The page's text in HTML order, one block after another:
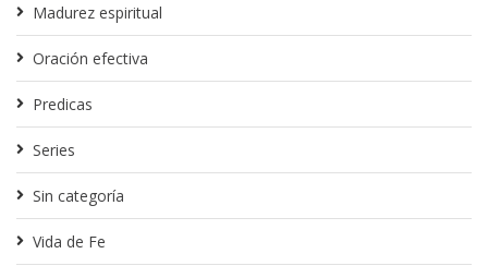
Madurez espiritual
Oración efectiva
Predicas
Series
Sin categoría
Vida de Fe